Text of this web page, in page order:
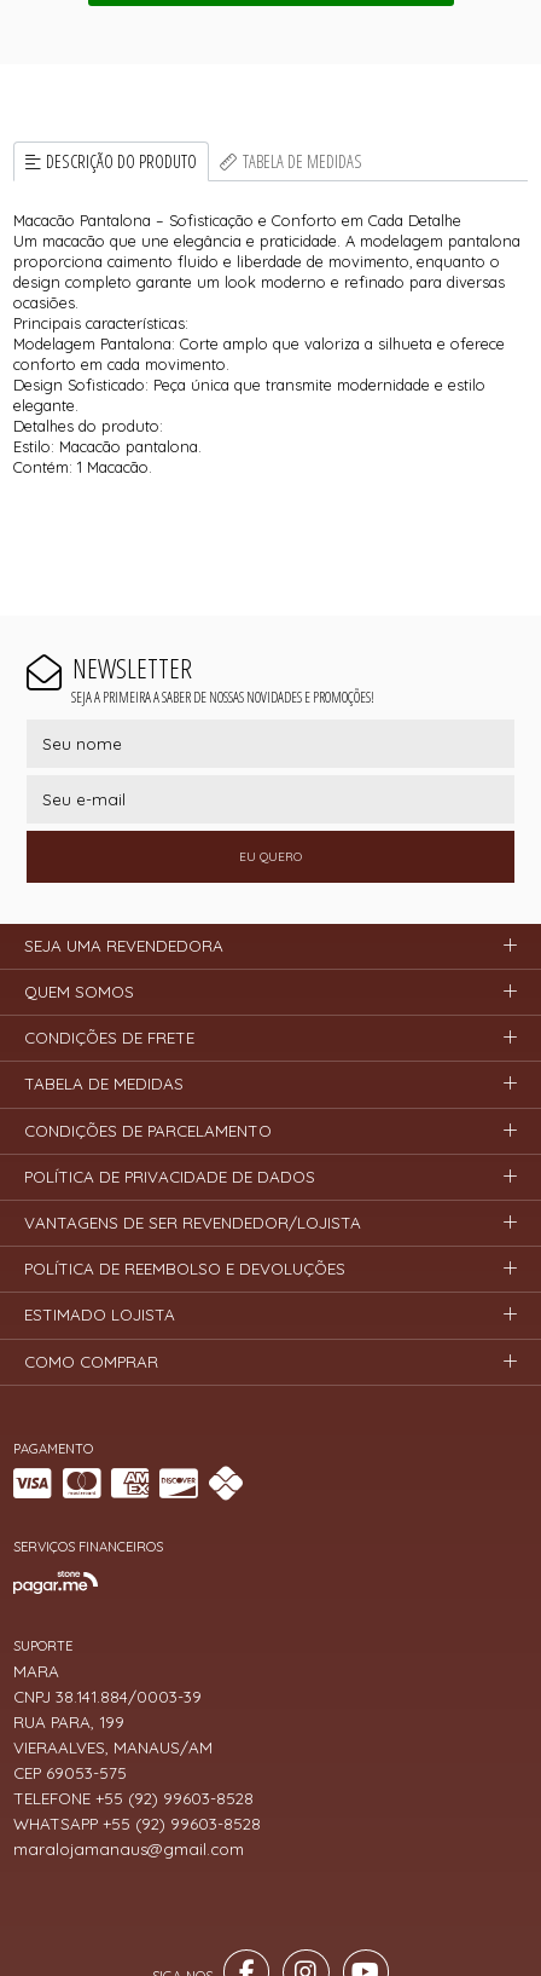
DESCRIÇÃO DO PRODUTO TABELA DE MEDIDAS
Macacão Pantalona – Sofisticação e Conforto em Cada Detalhe
Um macacão que une elegância e praticidade. A modelagem pantalona
proporciona caimento fluido e liberdade de movimento, enquanto o
design completo garante um look moderno e refinado para diversas
ocasiões.
Principais características:
Modelagem Pantalona: Corte amplo que valoriza a silhueta e oferece
conforto em cada movimento.
Design Sofisticado: Peça única que transmite modernidade e estilo
elegante.
Detalhes do produto:
Estilo: Macacão pantalona.
Contém: 1 Macacão.
NEWSLETTER
SEJA A PRIMEIRA A SABER DE NOSSAS NOVIDADES E PROMOÇÕES!
EU QUERO
PAGAMENTO
SERVIÇOS FINANCEIROS
SUPORTE
MARA
CNPJ 38.141.884/0003-39
RUA PARA, 199
VIERAALVES, MANAUS/AM
CEP 69053-575
TELEFONE +55 (92) 99603-8528
WHATSAPP +55 (92) 99603-8528
maralojamanaus@gmail.com
SEJA UMA REVENDEDORA
QUEM SOMOS
CONDIÇÕES DE FRETE
TABELA DE MEDIDAS
CONDIÇÕES DE PARCELAMENTO
POLÍTICA DE PRIVACIDADE DE DADOS
VANTAGENS DE SER REVENDEDOR/LOJISTA
POLÍTICA DE REEMBOLSO E DEVOLUÇÕES
ESTIMADO LOJISTA
COMO COMPRAR